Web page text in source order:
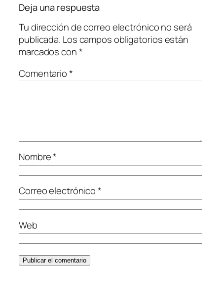
Deja una respuesta
Tu dirección de correo electrónico no será
publicada. Los campos obligatorios están
marcados con*
Comentario*
Nombre*
Correo electrónico*
Web